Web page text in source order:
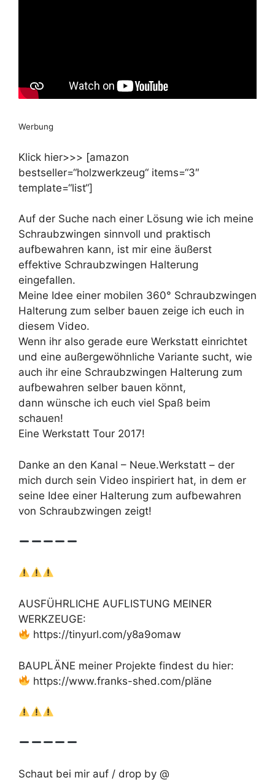
Werbung
Klick hier>>> [amazon
bestseller=“holzwerkzeug“ items=“3″
template=“list“]
Auf der Suche nach einer Lösung wie ich meine
Schraubzwingen sinnvoll und praktisch
aufbewahren kann, ist mir eine äußerst
effektive Schraubzwingen Halterung
eingefallen.
Meine Idee einer mobilen 360° Schraubzwingen
Halterung zum selber bauen zeige ich euch in
diesem Video.
Wenn ihr also gerade eure Werkstatt einrichtet
und eine außergewöhnliche Variante sucht, wie
auch ihr eine Schraubzwingen Halterung zum
aufbewahren selber bauen könnt,
dann wünsche ich euch viel Spaß beim
schauen!
Eine Werkstatt Tour 2017!
Danke an den Kanal – Neue.Werkstatt – der
mich durch sein Video inspiriert hat, in dem er
seine Idee einer Halterung zum aufbewahren
von Schraubzwingen zeigt!
AUSFÜHRLICHE AUFLISTUNG MEINER
WERKZEUGE:
https://tinyurl.com/y8a9omaw
BAUPLÄNE meiner Projekte findest du hier:
https://www.franks-shed.com/pläne
Schaut bei mir auf / drop by @